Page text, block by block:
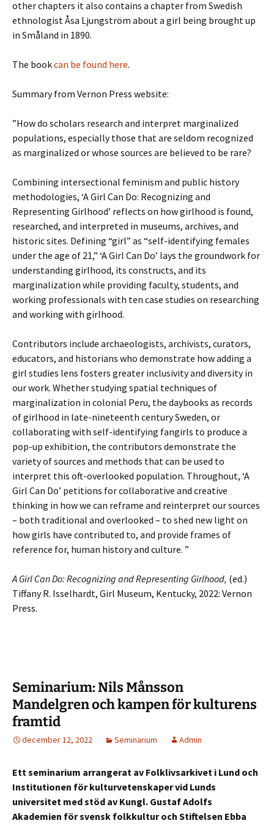
other chapters it also contains a chapter from Swedish
ethnologist Åsa Ljungström about a girl being brought up
in Småland in 1890.
The bookcan be found here.
Summary from Vernon Press website:
”How do scholars research and interpret marginalized
populations, especially those that are seldom recognized
as marginalized or whose sources are believed to be rare?
Combining intersectional feminism and public history
methodologies, ‘A Girl Can Do: Recognizing and
Representing Girlhood’ reflects on how girlhood is found,
researched, and interpreted in museums, archives, and
historic sites. Defining “girl” as “self-identifying females
under the age of 21,” ‘A Girl Can Do’ lays the groundwork for
understanding girlhood, its constructs, and its
marginalization while providing faculty, students, and
working professionals with ten case studies on researching
and working with girlhood.
Contributors include archaeologists, archivists, curators,
educators, and historians who demonstrate how adding a
girl studies lens fosters greater inclusivity and diversity in
our work. Whether studying spatial techniques of
marginalization in colonial Peru, the daybooks as records
of girlhood in late-nineteenth century Sweden, or
collaborating with self-identifying fangirls to produce a
pop-up exhibition, the contributors demonstrate the
variety of sources and methods that can be used to
interpret this oft-overlooked population. Throughout, ‘A
Girl Can Do’ petitions for collaborative and creative
thinking in how we can reframe and reinterpret our sources
– both traditional and overlooked – to shed new light on
how girls have contributed to, and provide frames of
reference for, human history and culture. ”
A Girl Can Do: Recognizing and Representing Girlhood, (ed.)
Tiffany R. Isselhardt, Girl Museum, Kentucky, 2022: Vernon
Press.
Seminarium: Nils Månsson
Mandelgren och kampen för kulturens
framtid
december 12, 2022 Seminarium Admin
Ett seminarium arrangerat av Folklivsarkivet i Lund och
Institutionen för kulturvetenskaper vid Lunds
universitet med stöd av Kungl. Gustaf Adolfs
Akademien för svensk folkkultur och Stiftelsen Ebba